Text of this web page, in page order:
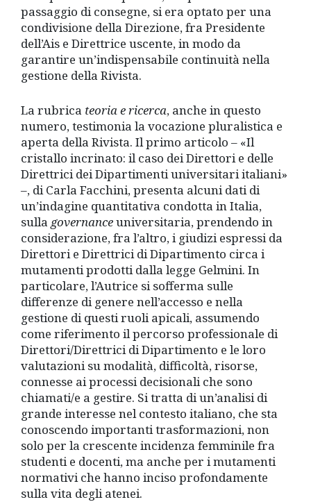
passaggio di consegne, si era optato per una
condivisione della Direzione, fra Presidente
dell’Ais e Direttrice uscente, in modo da
garantire un’indispensabile continuità nella
gestione della Rivista.
La rubrica teoria e ricerca, anche in questo
numero, testimonia la vocazione pluralistica e
aperta della Rivista. Il primo articolo – «Il
cristallo incrinato: il caso dei Direttori e delle
Direttrici dei Dipartimenti universitari italiani»
–, di Carla Facchini, presenta alcuni dati di
un’indagine quantitativa condotta in Italia,
sulla governanceuniversitaria, prendendo in
considerazione, fra l’altro, i giudizi espressi da
Direttori e Direttrici di Dipartimento circa i
mutamenti prodotti dalla legge Gelmini. In
particolare, l’Autrice si sofferma sulle
differenze di genere nell’accesso e nella
gestione di questi ruoli apicali, assumendo
come riferimento il percorso professionale di
Direttori/Direttrici di Dipartimento e le loro
valutazioni su modalità, difficoltà, risorse,
connesse ai processi decisionali che sono
chiamati/e a gestire. Si tratta di un’analisi di
grande interesse nel contesto italiano, che sta
conoscendo importanti trasformazioni, non
solo per la crescente incidenza femminile fra
studenti e docenti, ma anche per i mutamenti
normativi che hanno inciso profondamente
sulla vita degli atenei.